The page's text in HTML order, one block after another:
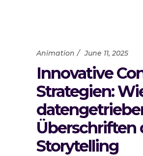
Animation June 11, 2025
Innovative
Strategien:
Überschriften
Storytelling